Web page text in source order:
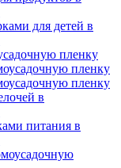
для детей в
пленку
пленку
пленку
в
питания в